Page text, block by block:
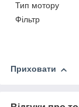
Тип мотору
Фільтр
Приховати